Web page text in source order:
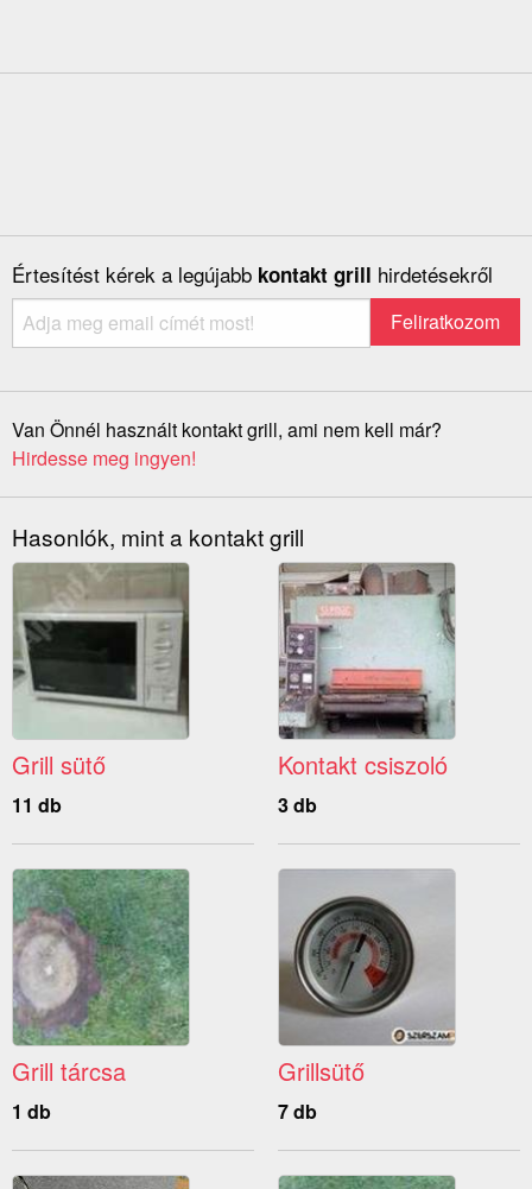
Értesítést kérek a legújabb kontakt grill hirdetésekről
Van Önnél használt kontakt grill, ami nem kell már?
Hirdesse meg ingyen!
Hasonlók, mint a kontakt grill
Grill sütő
11 db
Kontakt csiszoló
3 db
Grill tárcsa
1 db
Grillsütő
7 db